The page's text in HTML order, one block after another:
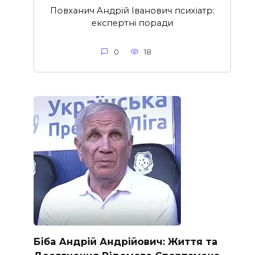
Повханич Андрій Іванович психіатр:
експертні поради
0 18
Біба Андрій Андрійович: Життя та